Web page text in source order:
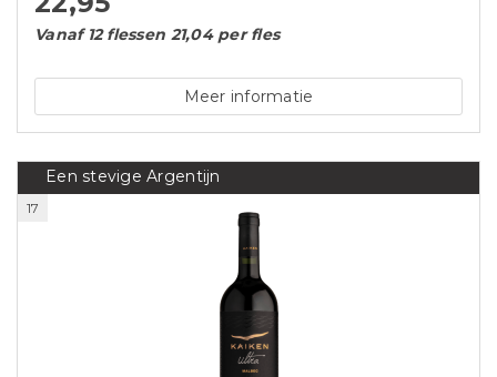
Vanaf 12 flessen 21,04 per fles
Meer informatie
Een stevige Argentijn
17